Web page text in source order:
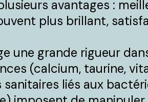
avantages :
plus brillant,
une grande rigueur
(calcium, taurine,
liés aux